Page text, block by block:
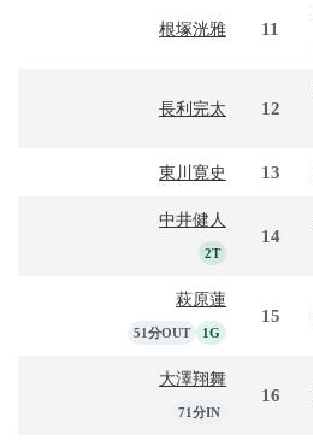
根塚洸雅 11
長利完太 12
東川寛史 13
中井健人
2T
14
萩原蓮
51分OUT 1G
15
大澤翔舞
71分IN
16